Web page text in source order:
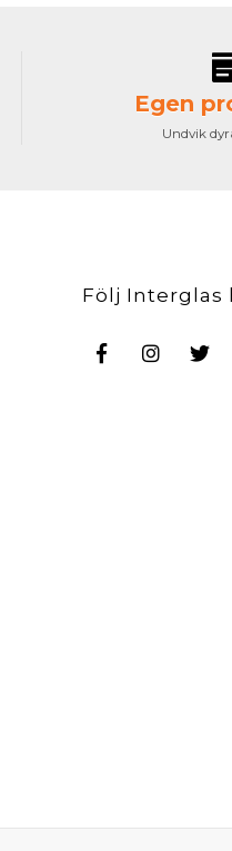
Egen
Undvik
Följ Interglas